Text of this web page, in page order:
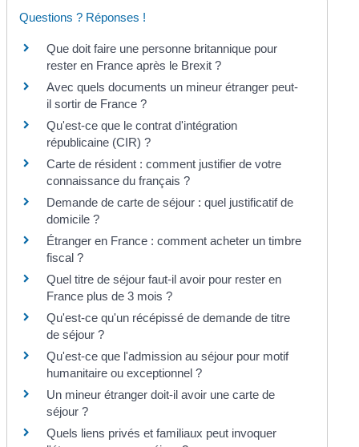
Questions ? Réponses !
Que doit faire une personne britannique pour
rester en France après le Brexit ?
Avec quels documents un mineur étranger peut-
il sortir de France ?
Qu'est-ce que le contrat d'intégration
républicaine (CIR) ?
Carte de résident : comment justifier de votre
connaissance du français ?
Demande de carte de séjour : quel justificatif de
domicile ?
Étranger en France : comment acheter un timbre
fiscal ?
Quel titre de séjour faut-il avoir pour rester en
France plus de 3 mois ?
Qu'est-ce qu'un récépissé de demande de titre
de séjour ?
Qu'est-ce que l'admission au séjour pour motif
humanitaire ou exceptionnel ?
Un mineur étranger doit-il avoir une carte de
séjour ?
Quels liens privés et familiaux peut invoquer